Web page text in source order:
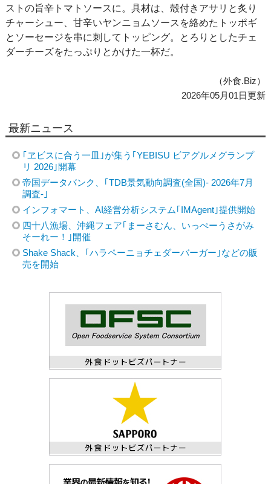
ストの旨辛トマトソースに。具材は、殻付きアサリと炙り
チャーシュー、甘辛いヤンニョムソースを絡めたトッポギ
とソーセージを串に刺してトッピング。とろりとしたチェ
ダーチーズをたっぷりとかけた一杯だ。
（外食.Biz）
2026年05月01日更新
最新ニュース
｢ヱビスに合う一皿｣が集う｢YEBISU ビアグルメグランプ
リ 2026｣開幕
帝国データバンク、｢TDB景気動向調査(全国)- 2026年7月
調査-｣
インフォマート、AI経営分析システム｢IMAgent｣提供開始
四十八漁場、沖縄フェア｢まーさむん、いっぺーうさがみ
そーれー！｣開催
Shake Shack、｢ハラペーニョチェダーバーガー｣などの販
売を開始